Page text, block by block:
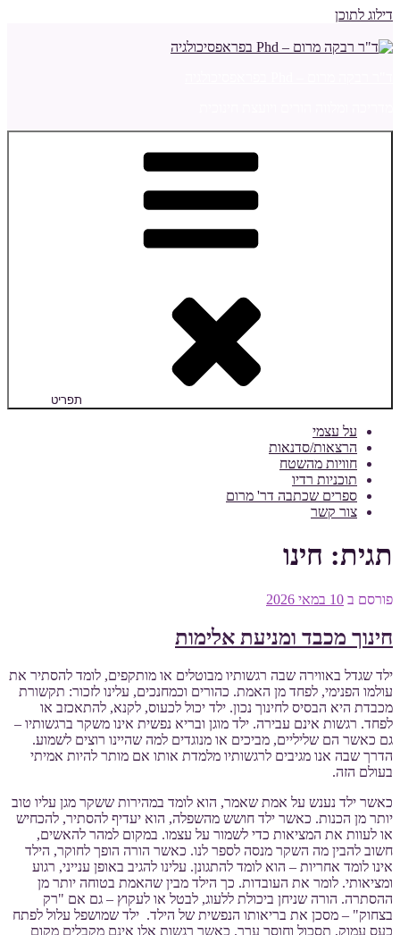
דילוג לתוכן
תפריט
על עצמי
הרצאות/סדנאות
חוויות מהשטח
תוכניות רדיו
ספרים שכתבה דר' מרום
צור קשר
תגית: חינו
פורסם ב 10 במאי 2026
חינוך מכבד ומניעת אלימות
ילד שגדל באווירה שבה רגשותיו מבוטלים או מותקפים, לומד להסתיר את
עולמו הפנימי, לפחד מן האמת. כהורים וכמחנכים, עלינו לזכור: תקשורת
מכבדת היא הבסיס לחינוך נכון. ילד יכול לכעוס, לקנא, להתאכזב או
לפחד. רגשות אינם עבירה. ילד מוגן ובריא נפשית אינו משקר ברגשותיו –
גם כאשר הם שליליים, מביכים או מנוגדים למה שהיינו רוצים לשמוע.
הדרך שבה אנו מגיבים לרגשותיו מלמדת אותו אם מותר להיות אמיתי
בעולם הזה.
כאשר ילד נענש על אמת שאמר, הוא לומד במהירות ששקר מגן עליו טוב
יותר מן הכנות. כאשר ילד חושש מהשפלה, הוא יעדיף להסתיר, להכחיש
או לעוות את המציאות כדי לשמור על עצמו. במקום למהר להאשים,
חשוב להבין מה השקר מנסה לספר לנו. כאשר הורה הופך לחוקר, הילד
אינו לומד אחריות – הוא לומד להתגונן. עלינו להגיב באופן ענייני, רגוע
ומציאותי. לומר את העובדות. כך הילד מבין שהאמת בטוחה יותר מן
ההסתרה. הורה שניחן ביכולת ללעוג, לבטל או לעקוץ – גם אם "רק
בצחוק" – מסכן את בריאותו הנפשית של הילד. ילד שמושפל עלול לפתח
כעס עמוק, תסכול וחוסר ערך. כאשר רגשות אלו אינם מקבלים מקום